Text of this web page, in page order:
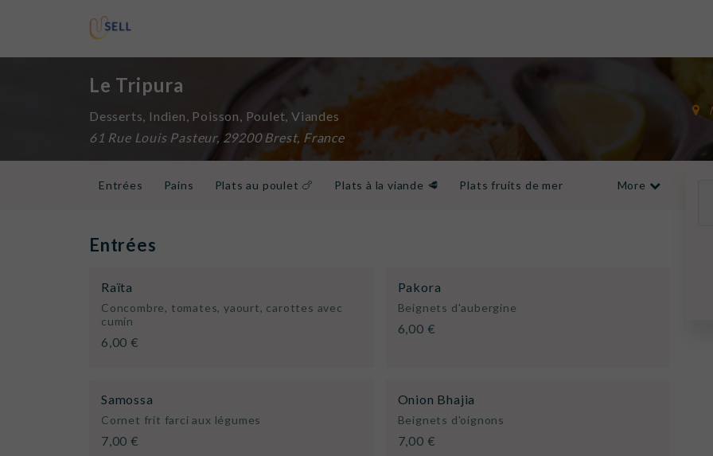
Le Tripura
Desserts, Indien, Poisson, Poulet, Viandes
61 Rue Louis Pasteur, 29200 Brest, France
Entrées Pains Plats au poulet 🍗 Plats à la viande 🥩
Plats fruits de mer
More
Entrées
Raïta
Concombre, tomates, yaourt, carottes avec
cumin
6,00 €
Pakora
Beignets d'aubergine
6,00 €
Samossa
Cornet frit farci aux légumes
7,00 €
Onion Bhajia
Beignets d'oignons
7,00 €